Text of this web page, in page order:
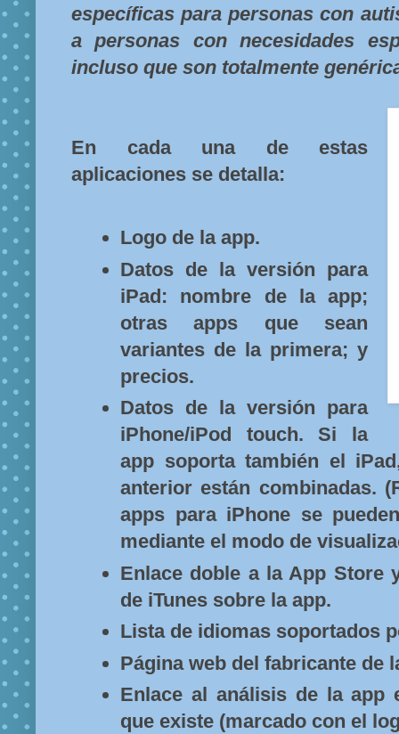
específicas para personas con
a personas con necesidades
incluso que son totalmente
En cada una de estas
aplicaciones se detalla:
Logo de la app.
Datos de la versión para
iPad: nombre de la app;
otras apps que sean
variantes de la primera; y
precios.
Datos de la versión para
iPhone/iPod touch. Si la
app soporta también el
anterior están combinadas.
apps para iPhone se
mediante el modo de
Enlace doble a la App Store
de iTunes sobre la app.
Lista de idiomas soportados
Página web del fabricante de
Enlace al análisis de la app
que existe (marcado con el